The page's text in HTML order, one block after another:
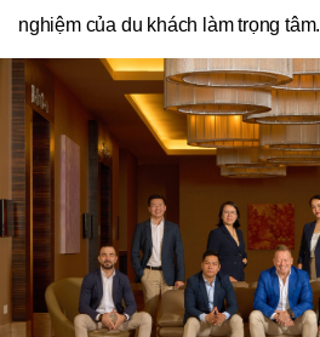
nghiệm của du khách làm trọng tâm.